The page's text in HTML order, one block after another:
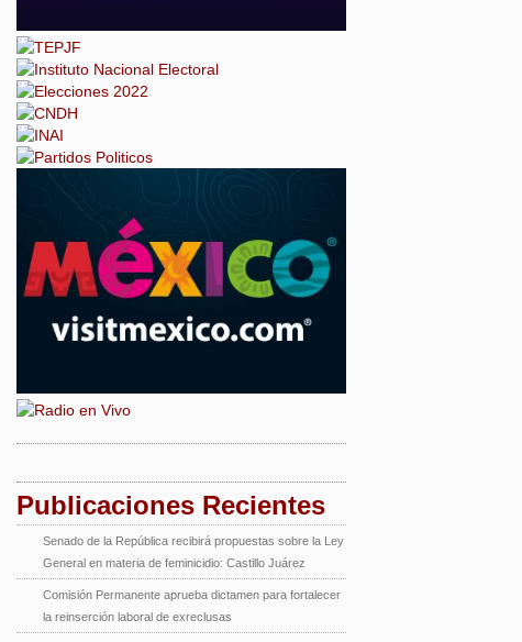
Publicaciones Recientes
Senado de la República recibirá propuestas sobre la Ley
General en materia de feminicidio: Castillo Juárez
Comisión Permanente aprueba dictamen para fortalecer
la reinserción laboral de exreclusas